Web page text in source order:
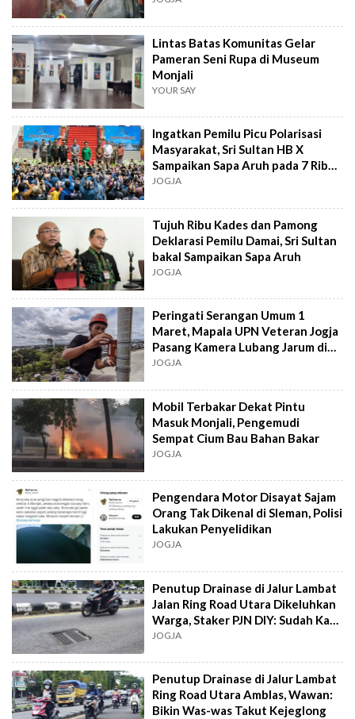
Lintas Batas Komunitas Gelar
Pameran Seni Rupa di Museum
Monjali
YOUR SAY
Ingatkan Pemilu Picu Polarisasi
Masyarakat, Sri Sultan HB X
Sampaikan Sapa Aruh pada 7 Ribu
Lurah
JOGJA
Tujuh Ribu Kades dan Pamong
Deklarasi Pemilu Damai, Sri Sultan
bakal Sampaikan Sapa Aruh
JOGJA
Peringati Serangan Umum 1
Maret, Mapala UPN Veteran Jogja
Pasang Kamera Lubang Jarum di
Pucuk Monjali
JOGJA
Mobil Terbakar Dekat Pintu
Masuk Monjali, Pengemudi
Sempat Cium Bau Bahan Bakar
JOGJA
Pengendara Motor Disayat Sajam
Orang Tak Dikenal di Sleman, Polisi
Lakukan Penyelidikan
JOGJA
Penutup Drainase di Jalur Lambat
Jalan Ring Road Utara Dikeluhkan
Warga, Staker PJN DIY: Sudah Kami
Siapkan Perbaikan
JOGJA
Penutup Drainase di Jalur Lambat
Ring Road Utara Amblas, Wawan:
Bikin Was-was Takut Kejeglong